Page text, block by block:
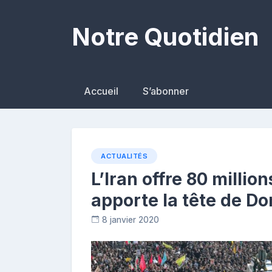
Notre Quotidien
Accueil S’abonner
ACTUALITÉS
L’Iran offre 80
apporte la tête de
8 janvier 2020
e
p